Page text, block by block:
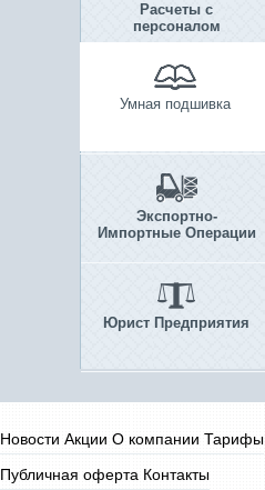
Расчеты с
персоналом
Умная подшивка
Экспортно-
Импортные Операции
Юрист Предприятия
Новости Акции О компании Тарифы
Публичная оферта Контакты